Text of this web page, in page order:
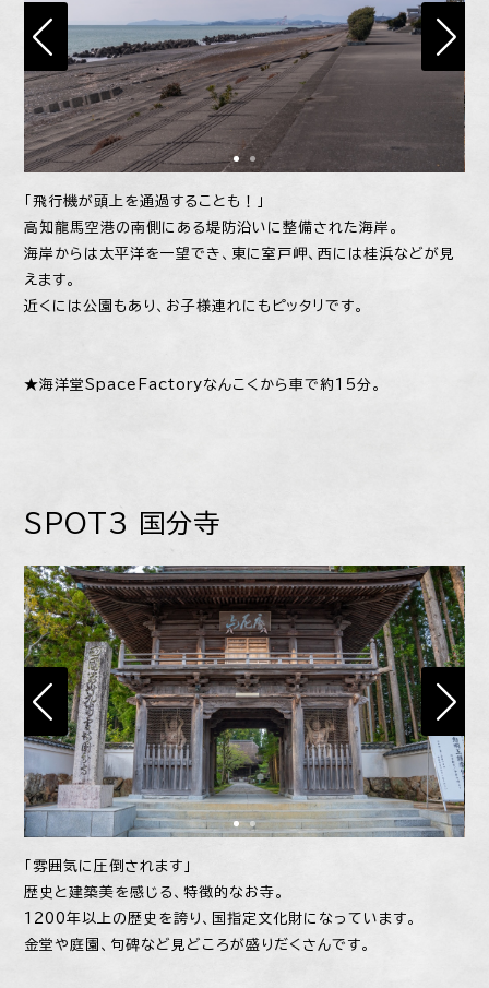
「飛行機が頭上を通過することも！」
高知龍馬空港の南側にある堤防沿いに整備された海岸。
海岸からは太平洋を一望でき、東に室戸岬、西には桂浜などが見
えます。
近くには公園もあり、お子様連れにもピッタリです。
★海洋堂SpaceFactoryなんこくから車で約15分。
SPOT3 国分寺
「雰囲気に圧倒されます」
歴史と建築美を感じる、特徴的なお寺。
1200年以上の歴史を誇り、国指定文化財になっています。
金堂や庭園、句碑など見どころが盛りだくさんです。